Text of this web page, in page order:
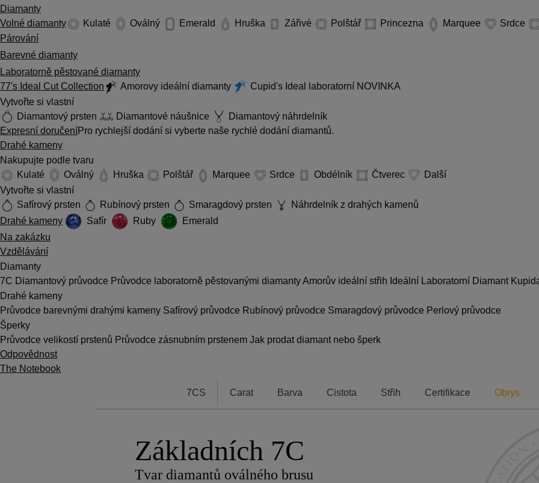
Diamanty
Volné diamanty
Kulaté Oválný Emerald Hruška Zářivé Polštář Princezna Marquee
Srdce
Párování
Barevné diamanty
Laboratorně pěstované diamanty
77's Ideal Cut Collection
Amorovy ideální diamanty Cupid's Ideal laboratorní NOVINKA
Vytvořte si vlastní
Diamantový prsten
Diamantové náušnice
Diamantový náhrdelník
Expresní doručeníPro rychlejší dodání si vyberte naše rychlé dodání diamantů.
Drahé kameny
Nakupujte podle tvaru
Kulaté
Oválný Hruška Polštář Marquee Srdce Obdélník Čtverec
Další
Vytvořte si vlastní
Safírový prsten
Rubínový prsten Smaragdový prsten
Náhrdelník z drahých kamenů
Drahé kameny
Safír Ruby
Emerald
Na zakázku
Vzdělávání
Diamanty
7C Diamantový průvodce Průvodce laboratorně pěstovanými diamantyAmorův ideální střih Ideální Laboratorní Diamant
Drahé kameny
Průvodce barevnými drahými kameny Safírový průvodce Rubínový průvodce Smaragdový průvodce Perlový průvodce
Šperky
Průvodce velikostí prstenů Průvodce zásnubním prstenem Jak prodat diamant nebo šperk
Odpovědnost
The Notebook
7CS Carat Barva Cistota Střih Certifikace Obrys
Základních 7C
Tvar diamantů oválného brusu